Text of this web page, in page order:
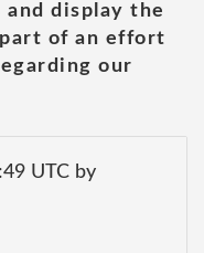
display the
of an effort
our
UTC by